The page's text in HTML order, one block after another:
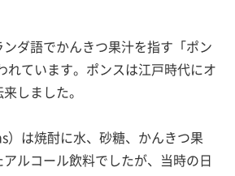
ダ語でかんきつ果汁を指す「ポン
れています。ポンスは江戸時代にオ
しました。
）は焼酎に水、砂糖、かんきつ果
ルコール飲料でしたが、当時の日